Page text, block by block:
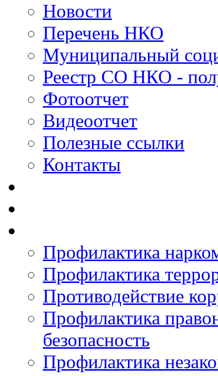
Новости
Перечень НКО
Муниципальный
Реестр СО НКО -
Фотоотчет
Видеоотчет
Полезные ссылки
Контакты
Профилактика
Профилактика
Противодействие
Профилактика
безопасность
Профилактика